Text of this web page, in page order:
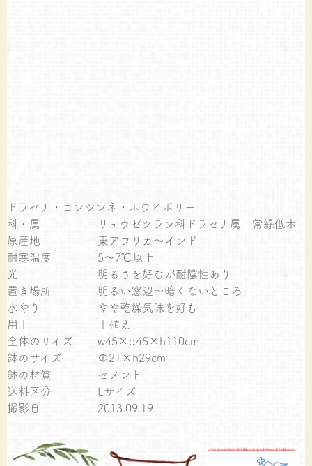
ドラセナ・コンシンネ・ホワイボリー
科・属
リュウゼツラン科ドラセナ属 常緑低木
原産地
東アフリカ～インド
耐寒温度
5～7℃以上
光
明るさを好むが耐陰性あり
置き場所
明るい窓辺～暗くないところ
水やり
やや乾燥気味を好む
用土
土植え
全体のサイズ
w45×d45×h110cm
鉢のサイズ
Φ21×h29cm
鉢の材質
セメント
送料区分
Lサイズ
撮影日
2013.09.19